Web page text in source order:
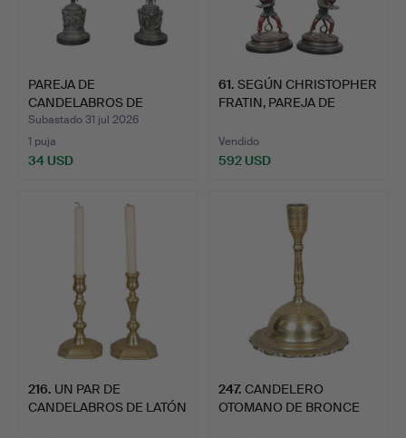
PAREJA DE
CANDELABROS DE
ESTAÑO DE TRES BR…
Subastado 31 jul 2026
1 puja
34 USD
61. SEGÚN CHRISTOPHER
FRATIN, PAREJA DE
Vendido
592 USD
216. UN PAR DE
CANDELABROS DE LATÓN
247. CANDELERO
OTOMANO DE BRONCE